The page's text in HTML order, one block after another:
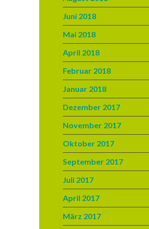
Juni 2018
Mai 2018
April 2018
Februar 2018
Januar 2018
Dezember 2017
November 2017
Oktober 2017
September 2017
Juli 2017
April 2017
März 2017